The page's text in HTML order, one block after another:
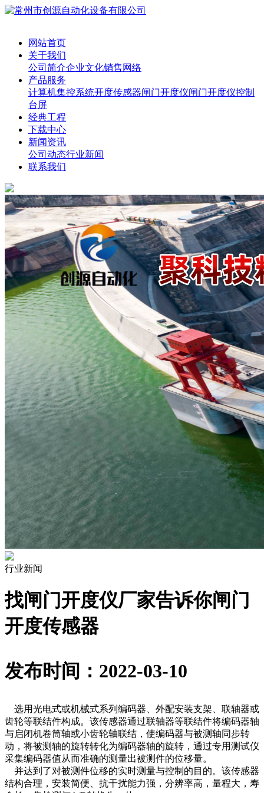
网站首页
关于我们
公司简介企业文化销售网络
产品服务
计算机集控系统开度传感器闸门开度仪闸门开度仪控制
台屏
经典工程
下载中心
新闻资讯
公司动态行业新闻
联系我们
行业新闻
找闸门开度仪厂家告诉你闸门
开度传感器
发布时间：2022-03-10
选用光电式或机械式系列编码器、外配安装支架、联轴器或
齿轮等联结件构成。该传感器通过联轴器等联结件将编码器轴
与启闭机卷筒轴或小齿轮轴联结，使编码器与被测轴同步转
动，将被测轴的旋转转化为编码器轴的旋转，通过专用测试仪
采集编码器值从而准确的测量出被测件的位移量。
并达到了对被测件位移的实时测量与控制的目的。该传感器
结构合理，安装简便、抗干扰能力强，分辨率高，量程大，寿